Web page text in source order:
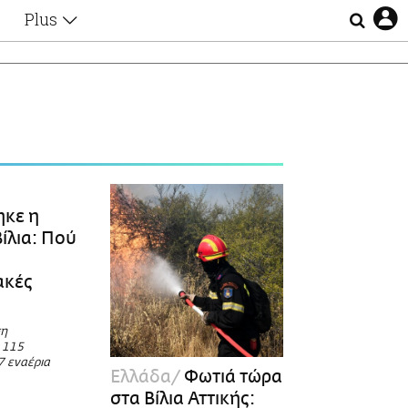
Plus
Απώλειες
Lgbtqi+
η
Πού
115
εναέρια
Ελλάδα Φωτιά τώρα
στα Βίλια Αττικής: